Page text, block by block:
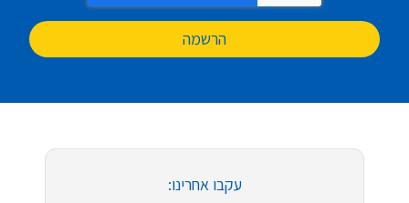
הרשמה
עקבו אחרינו: